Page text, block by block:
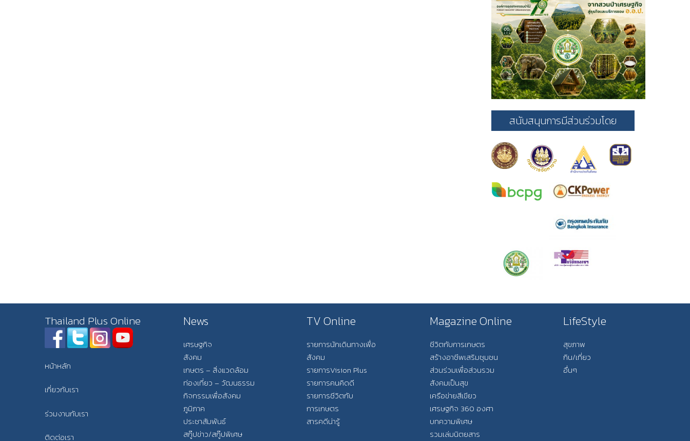
สนับสนุนการมีส่วนร่วมโดย
Thailand Plus Online
หน้าหลัก
เกี่ยวกับเรา
ร่วมงานกับเรา
ติดต่อเรา
News
เศรษฐกิจ
สังคม
เกษตร – สิ่งแวดล้อม
ท่องเที่ยว – วัฒนธรรม
กิจกรรมเพื่อสังคม
ภูมิภาค
ประชาสัมพันธ์
สกู๊ปข่าว/สกู๊ปพิเศษ
TV Online
รายการนักเดินทางเพื่อ
สังคม
รายการVision Plus
รายการคนคิดดี
รายการชีวิตกับ
การเกษตร
สารคดีน่ารู้
Magazine Online
ชีวิตกับการเกษตร
สร้างอาชีพเสริมชุมชน
ส่วนร่วมเพื่อส่วนรวม
สังคมเป็นสุข
เครือข่ายสีเขียว
เศรษฐกิจ 360 องศา
บทความพิเศษ
รวมเล่มนิตยสาร
LifeStyle
สุขภาพ
กิน/เที่ยว
อื่นๆ